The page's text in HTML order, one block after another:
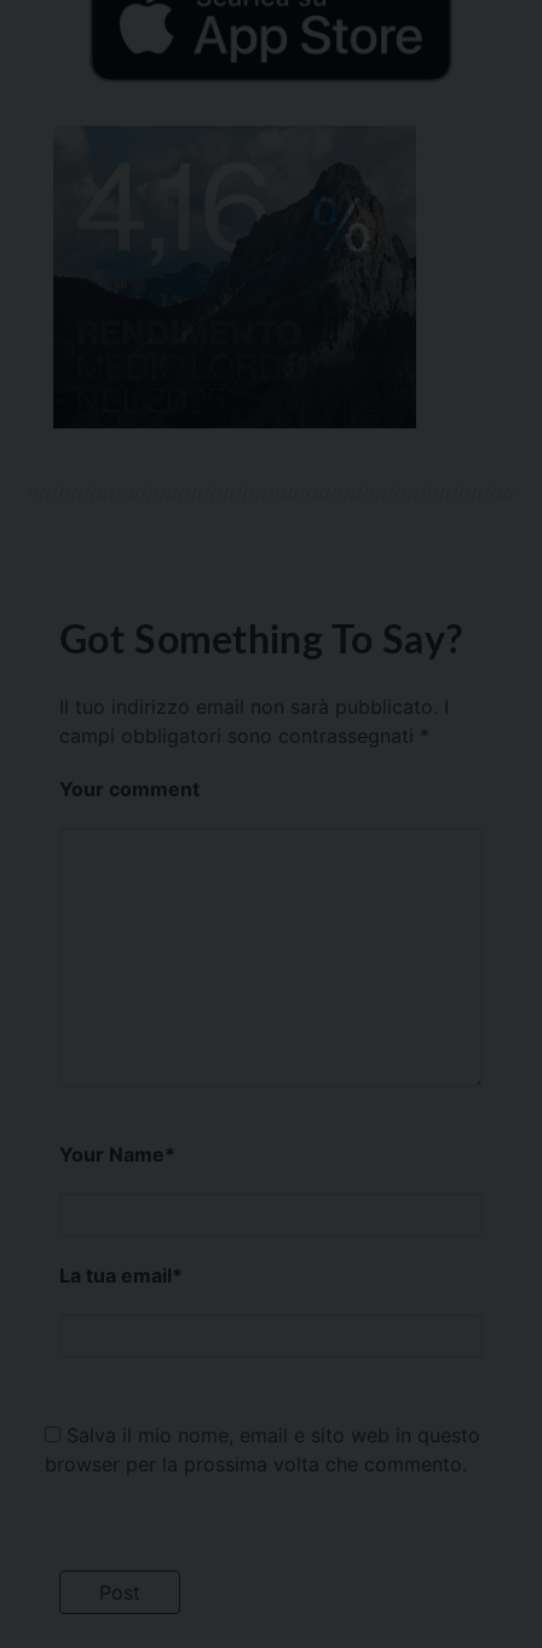
Got Something To Say?
Il tuo indirizzo email non sarà pubblicato.
campi obbligatori sono contrassegnati *
Your comment
Your Name*
La tua email*
Salva il mio nome, email e sito web in questo
browser per la prossima volta che commento.